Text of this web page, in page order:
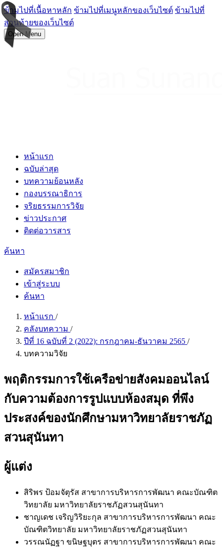
ข้ามไปที่เนื้อหาหลัก ข้ามไปที่เมนูหลักของเว็บไซต์ ข้ามไปที่
ส่วนท้ายของเว็บไซต์
Open Menu
หน้าแรก
ฉบับล่าสุด
บทความย้อนหลัง
กองบรรณาธิการ
จริยธรรมการวิจัย
ข่าวประกาศ
ติดต่อวารสาร
ค้นหา
สมัครสมาชิก
เข้าสู่ระบบ
ค้นหา
หน้าแรก /
คลังบทความ /
ปีที่ 16 ฉบับที่ 2 (2022): กรกฎาคม-ธันวาคม 2565 /
บทความวิจัย
พฤติกรรมการใช้เครือข่ายสังคมออนไลน์
กับความต้องการรูปแบบห้องสมุด ที่พึง
ประสงค์ของนักศึกษามหาวิทยาลัยราชภัฏ
สวนสุนันทา
ผู้แต่ง
สิริพร ป้อมจัตุรัส สาขาการบริหารการพัฒนา คณะบัณฑิต
วิทยาลัย มหาวิทยาลัยราชภัฏสวนสุนันทา
ชาญเดช เจริญวิริยะกุล สาขาการบริหารการพัฒนา คณะ
บัณฑิตวิทยาลัย มหาวิทยาลัยราชภัฏสวนสุนันทา
วรรณนัฏฐา ขนิษฐบุตร สาขาการบริหารการพัฒนา คณะ